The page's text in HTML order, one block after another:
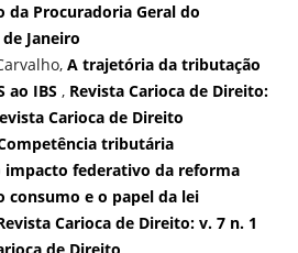
da Procuradoria Geral do
Janeiro
A trajetória da tributação
ao IBS , Revista Carioca de Direito:
Carioca de Direito
tributária
federativo da reforma
e o papel da lei
Carioca de Direito: v. 7 n. 1